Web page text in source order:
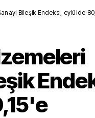
Bileşik Endeksi, eylülde